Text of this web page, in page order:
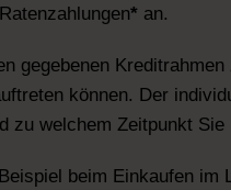
* an.
gegebenen
können. Der
zu welchem Zeitpunkt
beim Einkaufen im